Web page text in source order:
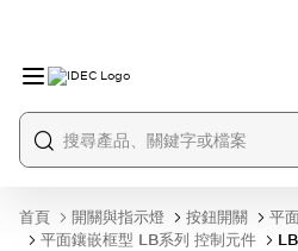
首頁 開關與指示燈 按鈕開關
平
平面鑲嵌框型 LB系列 控制元件